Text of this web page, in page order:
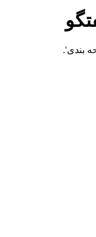
بندی'.